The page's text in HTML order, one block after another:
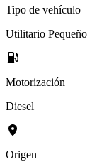
Tipo de vehículo
Utilitario Pequeño
Motorización
Diesel
Origen